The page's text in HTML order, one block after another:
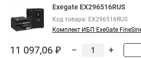
Exegate EX296516RUS
Код товара: EX296516RUS
Комплект ИБП ExeGate
11 097,06 ₽ – +